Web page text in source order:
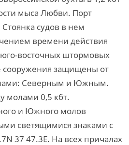
мыса Любви. Порт
судов в нем
времени действия
восточных штормовых
сооружения защищены от
Северным и Южным.
молами 0,5 кбт.
и Южного молов
светящимися знаками с
37 47.3E. На всех причалах